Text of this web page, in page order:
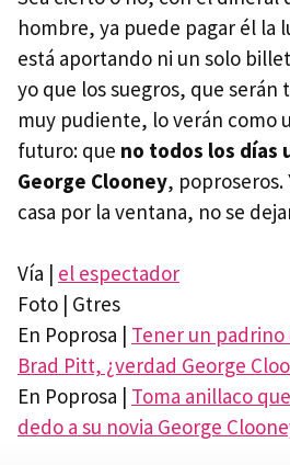
hombre, ya puede pagar él la
está aportando ni un solo
yo que los suegros, que
muy pudiente, lo verán como
futuro: que no todos los días
George Clooney, poproseros.
casa por la ventana, no se
Vía | el espectador
Foto | Gtres
En Poprosa | Tener un
Brad Pitt, ¿verdad George
En Poprosa | Toma anillaco
dedo a su novia George